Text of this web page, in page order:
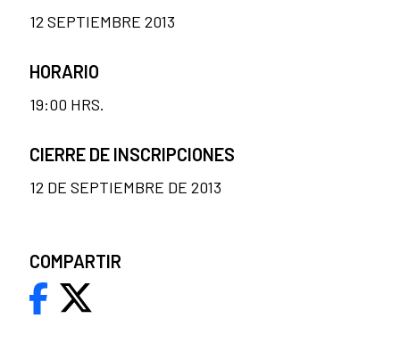
12 SEPTIEMBRE 2013
HORARIO
19:00 HRS.
CIERRE DE INSCRIPCIONES
12 DE SEPTIEMBRE DE 2013
COMPARTIR